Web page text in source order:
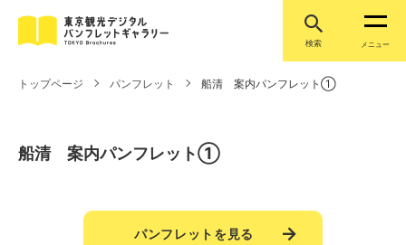
検索 メニュー
トップページ パンフレット 船清 案内パンフレット①
船清 案内パンフレット①
パンフレットを見る